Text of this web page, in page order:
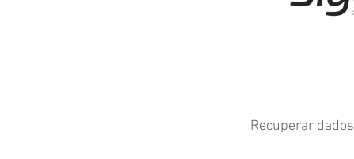
Recuperar